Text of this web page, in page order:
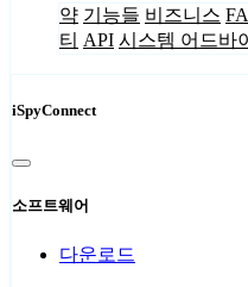
약 기능들 비즈니스
티 API 시스템 어드바
iSpyConnect
소프트웨어
다운로드